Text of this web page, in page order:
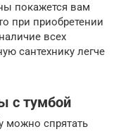
покажется вам
при приобретении
всех
сантехнику легче
с тумбой
можно спрятать